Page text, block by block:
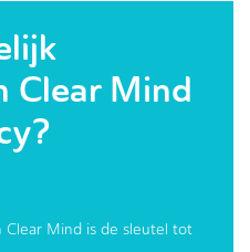
Clear Mind
Clear Mind is de sleutel tot